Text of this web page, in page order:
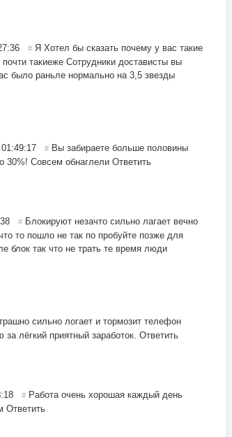
# Я Хотел бы сказать почему у вас такие
такиеже Сотрудники достависты вы
было раньле нормально на 3,5 звезды
# Вы забираете больше половины
30%! Совсем обнаглели Ответить
# Блокируют незачто сильно лагает вечно
то пошло не так по пробуйте позже для
блок так что не трать те время люди
сильно логает и тормозит телефон
лёгкий приятный заработок. Ответить
# Работа очень хорошая каждый день
Ответить